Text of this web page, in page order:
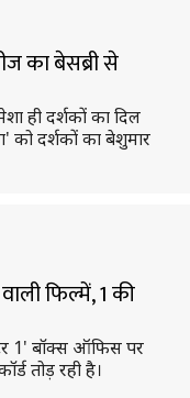
का बेसब्री से
ही दर्शकों का दिल
को दर्शकों का बेशुमार
फिल्में, 1 की
1' बॉक्स ऑफिस पर
तोड़ रही है।